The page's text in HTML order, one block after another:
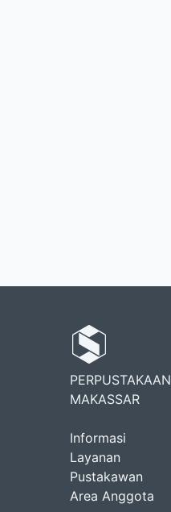
MAKASSAR
Informasi
Layanan
Pustakawan
Area Anggota